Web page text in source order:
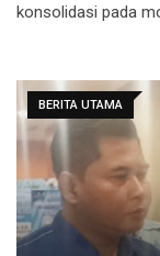
konsolidasi pada
BERITA UTAMA